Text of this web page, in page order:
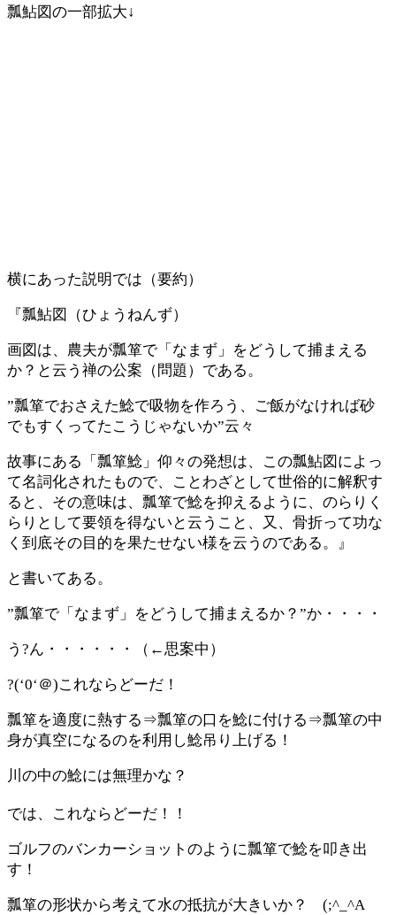
瓢鮎図の一部拡大↓
横にあった説明では（要約）
『瓢鮎図（ひょうねんず）
画図は、農夫が瓢箪で「なまず」をどうして捕まえる
か？と云う禅の公案（問題）である。
”瓢箪でおさえた鯰で吸物を作ろう、ご飯がなければ砂
でもすくってたこうじゃないか”云々
故事にある「瓢箪鯰」仰々の発想は、この瓢鮎図によっ
て名詞化されたもので、ことわざとして世俗的に解釈す
ると、その意味は、瓢箪で鯰を抑えるように、のらりく
らりとして要領を得ないと云うこと、又、骨折って功な
く到底その目的を果たせない様を云うのである。』
と書いてある。
”瓢箪で「なまず」をどうして捕まえるか？”か・・・・
う?ん・・・・・・（←思案中）
?(‘0‘＠)これならどーだ！
瓢箪を適度に熱する⇒瓢箪の口を鯰に付ける⇒瓢箪の中
身が真空になるのを利用し鯰吊り上げる！
川の中の鯰には無理かな？
では、これならどーだ！！
ゴルフのバンカーショットのように瓢箪で鯰を叩き出
す！
瓢箪の形状から考えて水の抵抗が大きいか？ (;^_^A